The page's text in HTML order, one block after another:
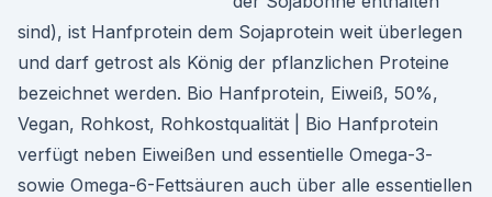
sind), ist Hanfprotein dem Sojaprotein weit überlegen
und darf getrost als König der pflanzlichen Proteine
bezeichnet werden. Bio Hanfprotein, Eiweiß, 50%,
Vegan, Rohkost, Rohkostqualität | Bio Hanfprotein
verfügt neben Eiweißen und essentielle Omega-3-
sowie Omega-6-Fettsäuren auch über alle essentiellen